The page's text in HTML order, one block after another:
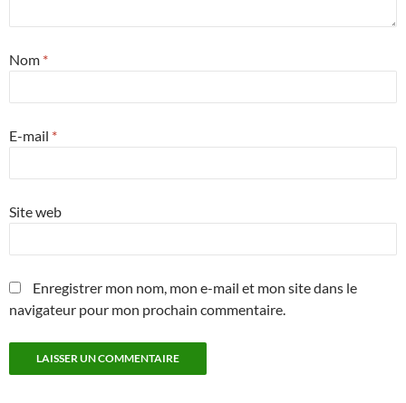
Nom *
E-mail *
Site web
Enregistrer mon nom, mon e-mail et mon site dans le
navigateur pour mon prochain commentaire.